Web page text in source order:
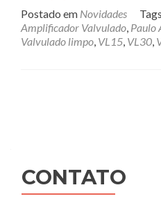
Postado em Novidades
Amplificador Valvulado, Paulo
Valvulado limpo, VL15, VL30,
CONTATO